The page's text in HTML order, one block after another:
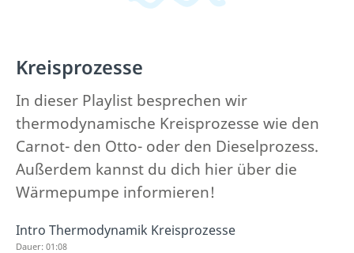
Kreisprozesse
In dieser Playlist besprechen wir
thermodynamische Kreisprozesse wie den
Carnot- den Otto- oder den Dieselprozess.
Außerdem kannst du dich hier über die
Wärmepumpe informieren!
Intro Thermodynamik Kreisprozesse
Dauer: 01:08